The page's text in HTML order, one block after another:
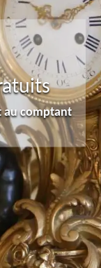
au comptant